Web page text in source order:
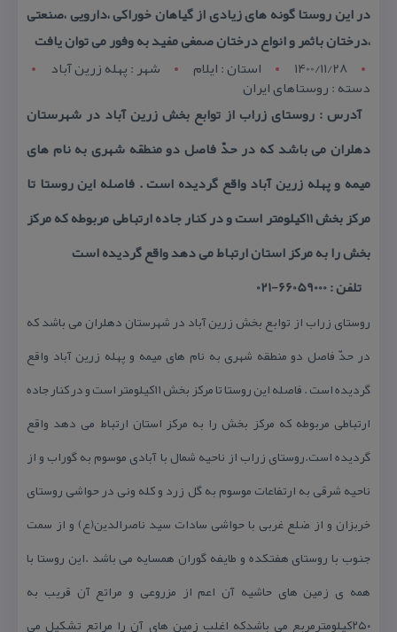
در این روستا گونه های زیادی از گیاهان خوراكی ،دارویی ،صنعتی
،درختان باثمر و انواع درختان صمغی مفید به وفور می توان یافت
1400/11/28
استان : ايلام شهر : پهله زرین آباد
دسته : روستاهای ایران
آدرس : روستای زراب از توابع بخش زرین آباد در شهرستان
دهلران می باشد كه در حدّ فاصل دو منطقه شهری به نام های
میمه و پهله زرین آباد واقع گردیده است . فاصله این روستا تا
مركز بخش ۱۱كیلومتر است و در كنار جاده ارتباطی مربوطه كه مركز
بخش را به مركز استان ارتباط می دهد واقع گردیده است
تلفن : 66059000-021
روستای زراب از توابع بخش زرین آباد در شهرستان دهلران می باشد كه
در حدّ فاصل دو منطقه شهری به نام های میمه و پهله زرین آباد واقع
گردیده است . فاصله این روستا تا مركز بخش ۱۱كیلومتر است و در كنار جاده
ارتباطی مربوطه كه مركز بخش را به مركز استان ارتباط می دهد واقع
گردیده است.روستای زراب از ناحیه شمال با آبادی موسوم به گوراب و از
ناحیه شرقی به ارتفاعات موسوم به گل زرد و كله ونی در حواشی روستای
خربزان و از ضلع غربی با حواشی سادات سید ناصرالدین(ع) و از سمت
جنوب با روستای هفتكده و طایفه گوران همسایه می باشد .این روستا با
همه ی زمین های حاشیه آن اعم از مزروعی و مراتع آن قریب به
۲۵۰كیلومترمربع می باشدكه اغلب زمین های آن را مراتع تشكیل می